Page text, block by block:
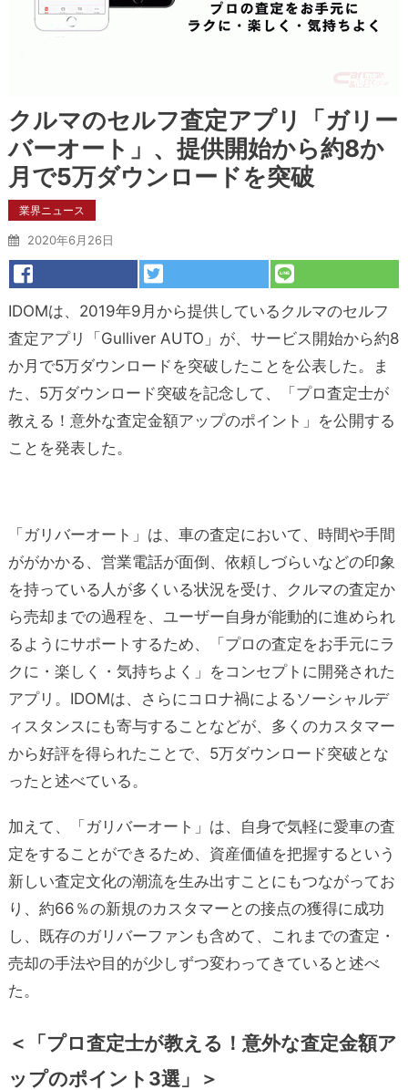
クルマのセルフ査定アプリ「ガリー
バーオート」、提供開始から約8か
月で5万ダウンロードを突破
業界ニュース
2020年6月26日
IDOMは、2019年9月から提供しているクルマのセルフ
査定アプリ「Gulliver AUTO」が、サービス開始から約8
か月で5万ダウンロードを突破したことを公表した。ま
た、5万ダウンロード突破を記念して、「プロ査定士が
教える！意外な査定金額アップのポイント」を公開する
ことを発表した。
「ガリバーオート」は、車の査定において、時間や手間
ががかかる、営業電話が面倒、依頼しづらいなどの印象
を持っている人が多くいる状況を受け、クルマの査定か
ら売却までの過程を、ユーザー自身が能動的に進められ
るようにサポートするため、「プロの査定をお手元にラ
クに・楽しく・気持ちよく」をコンセプトに開発された
アプリ。IDOMは、さらにコロナ禍によるソーシャルデ
ィスタンスにも寄与することなどが、多くのカスタマー
から好評を得られたことで、5万ダウンロード突破とな
ったと述べている。
加えて、「ガリバーオート」は、自身で気軽に愛車の査
定をすることができるため、資産価値を把握するという
新しい査定文化の潮流を生み出すことにもつながってお
り、約66％の新規のカスタマーとの接点の獲得に成功
し、既存のガリバーファンも含めて、これまでの査定・
売却の手法や目的が少しずつ変わってきていると述べ
た。
＜「プロ査定士が教える！意外な査定金額ア
ップのポイント3選」＞